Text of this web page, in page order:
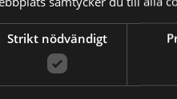
om vad intellektuellt
ta till sig i större
Strikt nödvändigt